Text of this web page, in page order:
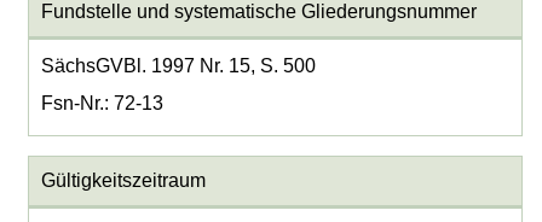
Fundstelle und systematische Gliederungsnummer
SächsGVBl. 1997 Nr. 15, S. 500
Fsn-Nr.: 72-13
Gültigkeitszeitraum